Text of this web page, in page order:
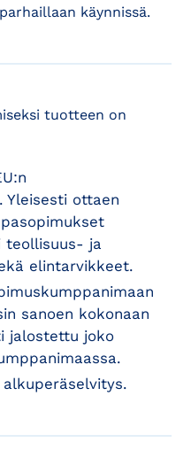
käynnissä.
tuotteen on
Yleisesti ottaen
teollisuus- ja
elintarvikkeet.
sanoen kokonaan
jalostettu joko